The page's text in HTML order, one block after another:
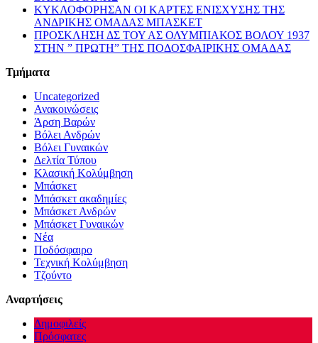
ΚΥΚΛΟΦΟΡΗΣΑΝ ΟΙ ΚΑΡΤΕΣ ΕΝΙΣΧΥΣΗΣ ΤΗΣ
ΑΝΔΡΙΚΗΣ ΟΜΑΔΑΣ ΜΠΑΣΚΕΤ
ΠΡΟΣΚΛΗΣΗ ΔΣ ΤΟΥ ΑΣ ΟΛΥΜΠΙΑΚΟΣ ΒΟΛΟΥ 1937
ΣΤΗΝ ” ΠΡΩΤΗ” ΤΗΣ ΠΟΔΟΣΦΑΙΡΙΚΗΣ ΟΜΑΔΑΣ
Τμήματα
Uncategorized
Ανακοινώσεις
Άρση Βαρών
Βόλει Ανδρών
Βόλει Γυναικών
Δελτία Τύπου
Κλασική Κολύμβηση
Μπάσκετ
Μπάσκετ ακαδημίες
Μπάσκετ Ανδρών
Μπάσκετ Γυναικών
Νέα
Ποδόσφαιρο
Τεχνική Κολύμβηση
Τζούντο
Αναρτήσεις
Δημοφιλείς
Πρόσφατες